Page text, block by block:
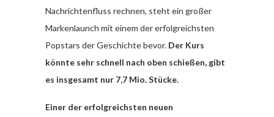
Nachrichtenfluss rechnen, steht ein großer
Markenlaunch mit einem der erfolgreichsten
Popstars der Geschichte bevor. Der Kurs
könnte sehr schnell nach oben schießen, gibt
es insgesamt nur 7,7 Mio. Stücke.
Einer der erfolgreichsten neuen